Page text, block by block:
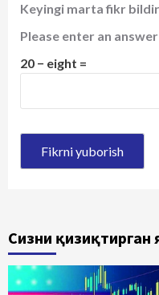
Keyingi marta fikr
Please enter an
20 − eight =
Сизни қизиқтирган